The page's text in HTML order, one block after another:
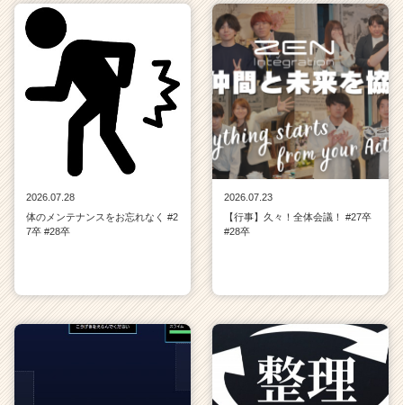
2026.07.28
体のメンテナンスをお忘れなく #2
7卒 #28卒
2026.07.23
【行事】久々！全体会議！ #27卒
#28卒